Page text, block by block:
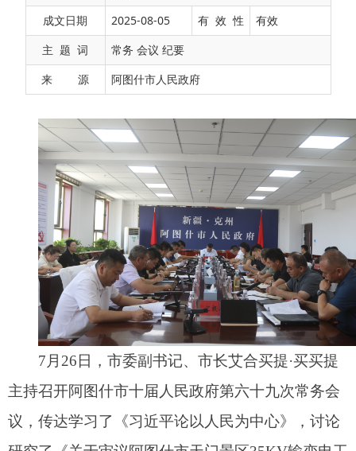
成文日期
2025-08-05 有 效 性
有效
主 题 词
常务 会议 纪要
来 源
阿图什市人民政府
7月26日，市委副书记、市长艾合买提·买买提
主持召开阿图什市十届人民政府第六十九次常务会
议，传达学习了《习近平论以人民为中心》，讨论
研究了《关于审议阿图什市天门景区35KV输变电工
程及旅游服务配套项目国土空间总体规划重点建设
项目增补方案的请示》《关于发布克州师范学校
（市种子站）家属院棚户区改造房屋征收公告的请
示》《关于发布阿图什市葱岭片区棚户区改造房屋
征收公告的请示》等事项。
会议强调，市政府党组班子成员，各部门要深